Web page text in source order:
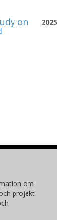
i
inklusive
grund av
2025
on
om
projekt